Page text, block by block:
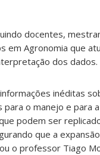
docentes,
em Agronomia que
dos dados.
inéditas
o manejo e para
podem ser
que a
o professor Tiago